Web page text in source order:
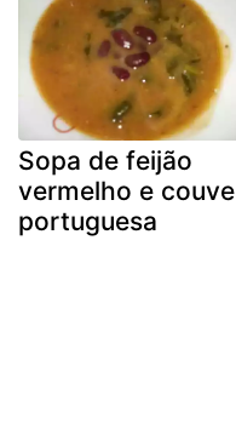
Sopa de feijão
vermelho e couve
portuguesa